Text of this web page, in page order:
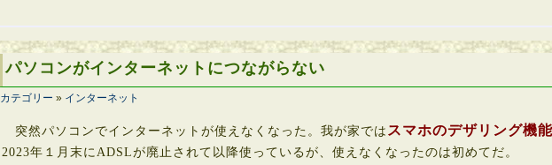
パソコンがインターネットにつながらない
カテゴリー » インターネット
突然パソコンでインターネットが使えなくなった。我が家では スマホのデザリング機能
2023年１月末にADSLが廃止されて以降使っているが、使えなくなったのは初めてだ。